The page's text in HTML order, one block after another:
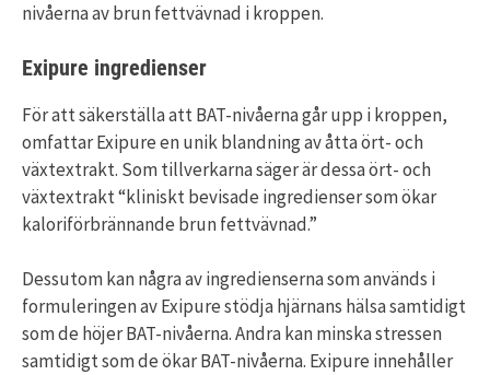
nivåerna av brun fettvävnad i kroppen.
Exipure ingredienser
För att säkerställa att BAT-nivåerna går upp i kroppen,
omfattar Exipure en unik blandning av åtta ört- och
växtextrakt. Som tillverkarna säger är dessa ört- och
växtextrakt “kliniskt bevisade ingredienser som ökar
kaloriförbrännande brun fettvävnad.”
Dessutom kan några av ingredienserna som används i
formuleringen av Exipure stödja hjärnans hälsa samtidigt
som de höjer BAT-nivåerna. Andra kan minska stressen
samtidigt som de ökar BAT-nivåerna. Exipure innehåller